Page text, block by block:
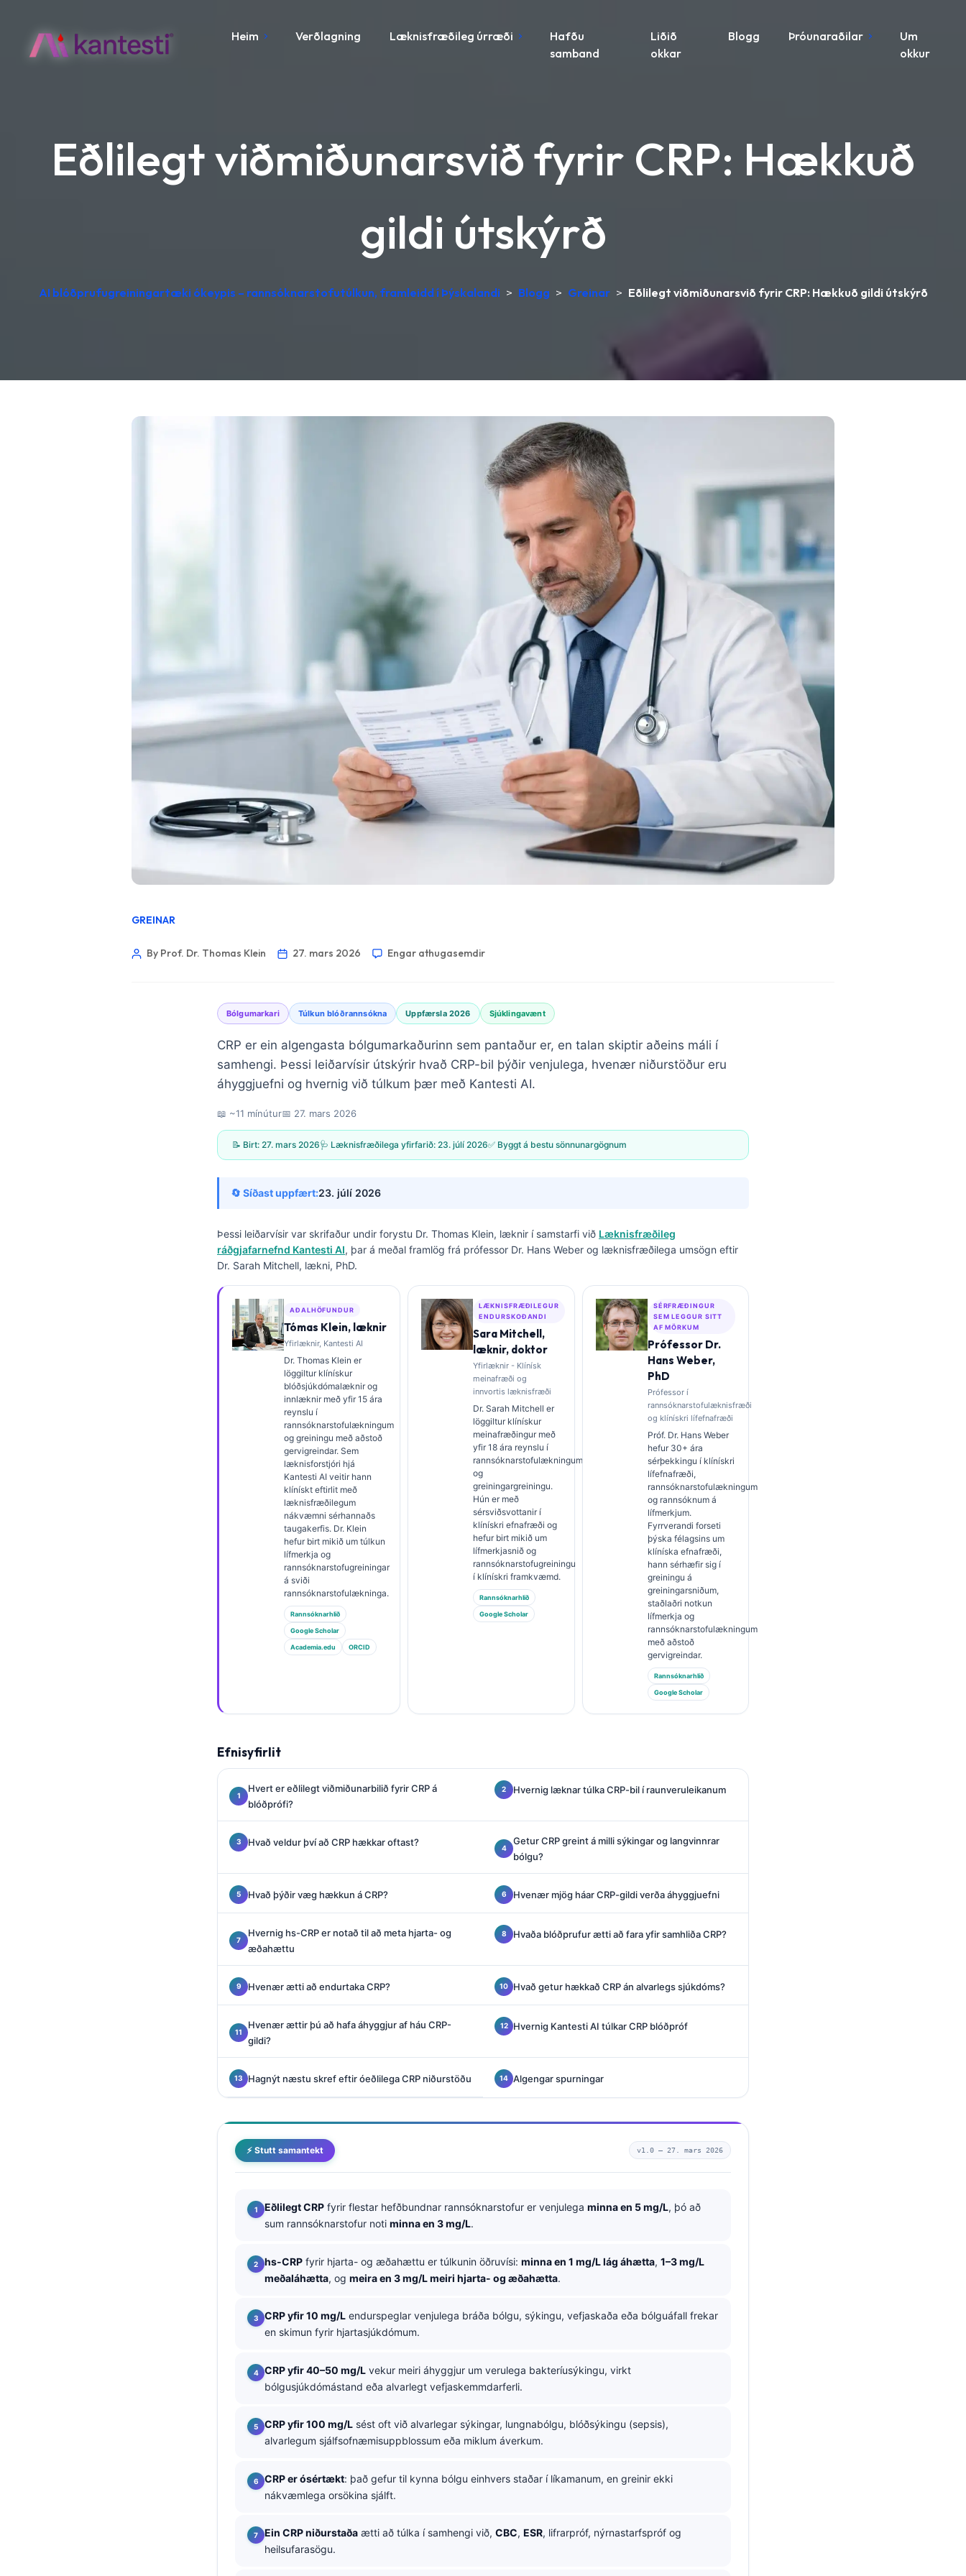
Heim Verðlagning Læknisfræðileg úrræði
Hafðu
samband
Liðið
okkar
Blogg Þróunaraðilar
Um
okkur
Eðlilegt viðmiðunarsvið fyrir CRP: Hækkuð
gildi útskýrð
AI blóðprufugreiningartæki ókeypis – rannsóknarstofutúlkun, framleidd í Þýskalandi > Blogg > Greinar > Eðlilegt viðmiðunarsvið fyrir CRP: Hækkuð gildi útskýrð
GREINAR
By Prof. Dr. Thomas Klein 27. mars 2026 Engar athugasemdir
Bólgumarkari Túlkun blóðrannsókna Uppfærsla 2026 Sjúklingavænt
CRP er ein algengasta bólgumarkaðurinn sem pantaður er, en talan skiptir aðeins máli í
samhengi. Þessi leiðarvísir útskýrir hvað CRP-bil þýðir venjulega, hvenær niðurstöður eru
áhyggjuefni og hvernig við túlkum þær með Kantesti AI.
📖 ~11 mínútur📅 27. mars 2026
📝 Birt: 27. mars 2026🩺 Læknisfræðilega yfirfarið: 23. júlí 2026✅ Byggt á bestu sönnunargögnum
🔄 Síðast uppfært:23. júlí 2026
Þessi leiðarvísir var skrifaður undir forystu Dr. Thomas Klein, læknir í samstarfi við Læknisfræðileg
ráðgjafarnefnd Kantesti AI, þar á meðal framlög frá prófessor Dr. Hans Weber og læknisfræðilega umsögn eftir
Dr. Sarah Mitchell, lækni, PhD.
AÐALHÖFUNDUR
Tómas Klein, læknir
Yfirlæknir, Kantesti AI
Dr. Thomas Klein er
löggiltur klínískur
blóðsjúkdómalæknir og
innlæknir með yfir 15 ára
reynslu í
rannsóknarstofulækningum
og greiningu með aðstoð
gervigreindar. Sem
læknisforstjóri hjá
Kantesti AI veitir hann
klínískt eftirlit með
læknisfræðilegum
nákvæmni sérhannaðs
taugakerfis. Dr. Klein
hefur birt mikið um túlkun
lífmerkja og
rannsóknarstofugreiningar
á sviði
rannsóknarstofulækninga.
Rannsóknarhlið
Google Scholar
Academia.edu ORCID
LÆKNISFRÆÐILEGUR
ENDURSKOÐANDI
Sara Mitchell,
læknir, doktor
Yfirlæknir - Klínísk
meinafræði og
innvortis læknisfræði
Dr. Sarah Mitchell er
löggiltur klínískur
meinafræðingur með
yfir 18 ára reynslu í
rannsóknarstofulækningum
og
greiningargreiningu.
Hún er með
sérsviðsvottanir í
klínískri efnafræði og
hefur birt mikið um
lífmerkjasnið og
rannsóknarstofugreiningu
í klínískri framkvæmd.
Rannsóknarhlið
Google Scholar
SÉRFRÆÐINGUR
SEM LEGGUR SITT
AF MÖRKUM
Prófessor Dr.
Hans Weber,
PhD
Prófessor í
rannsóknarstofulæknisfræði
og klínískri lífefnafræði
Próf. Dr. Hans Weber
hefur 30+ ára
sérþekkingu í klínískri
lífefnafræði,
rannsóknarstofulækningum
og rannsóknum á
lífmerkjum.
Fyrrverandi forseti
þýska félagsins um
klíníska efnafræði,
hann sérhæfir sig í
greiningu á
greiningarsniðum,
staðlaðri notkun
lífmerkja og
rannsóknarstofulækningum
með aðstoð
gervigreindar.
Rannsóknarhlið
Google Scholar
Efnisyfirlit
Hvert er eðlilegt viðmiðunarbilið fyrir CRP á
blóðprófi?
Hvernig læknar túlka CRP-bil í raunveruleikanum
Hvað veldur því að CRP hækkar oftast?
Getur CRP greint á milli sýkingar og langvinnrar
bólgu?
Hvað þýðir væg hækkun á CRP? Hvenær mjög háar CRP-gildi verða áhyggjuefni
Hvernig hs-CRP er notað til að meta hjarta- og
æðahættu
Hvaða blóðprufur ætti að fara yfir samhliða CRP?
Hvenær ætti að endurtaka CRP? Hvað getur hækkað CRP án alvarlegs sjúkdóms?
Hvenær ættir þú að hafa áhyggjur af háu CRP-
gildi?
Hvernig Kantesti AI túlkar CRP blóðpróf
Hagnýt næstu skref eftir óeðlilega CRP niðurstöðu Algengar spurningar
⚡ Stutt samantekt v1.0 — 27. mars 2026
Eðlilegt CRP fyrir flestar hefðbundnar rannsóknarstofur er venjulega minna en 5 mg/L, þó að
sum rannsóknarstofur noti minna en 3 mg/L.
hs-CRP fyrir hjarta- og æðahættu er túlkunin öðruvísi: minna en 1 mg/L lág áhætta, 1–3 mg/L
meðaláhætta, og meira en 3 mg/L meiri hjarta- og æðahætta.
CRP yfir 10 mg/L endurspeglar venjulega bráða bólgu, sýkingu, vefjaskaða eða bólguáfall frekar
en skimun fyrir hjartasjúkdómum.
CRP yfir 40–50 mg/L vekur meiri áhyggjur um verulega bakteríusýkingu, virkt
bólgusjúkdómástand eða alvarlegt vefjaskemmdarferli.
CRP yfir 100 mg/L sést oft við alvarlegar sýkingar, lungnabólgu, blóðsýkingu (sepsis),
alvarlegum sjálfsofnæmisuppblossum eða miklum áverkum.
CRP er ósértækt: það gefur til kynna bólgu einhvers staðar í líkamanum, en greinir ekki
nákvæmlega orsökina sjálft.
Ein CRP niðurstaða ætti að túlka í samhengi við, CBC, ESR, lifrarpróf, nýrnastarfspróf og
heilsufarasögu.